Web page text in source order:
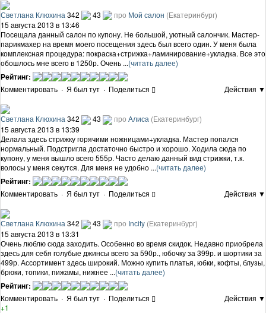
Светлана Клюхина 342 43 про Мой салон (Екатеринбург)
15 августа 2013 в 13:46
Посещала данный салон по купону. Не большой, уютный салончик. Мастер-
парикмахер на время моего посещения здесь был всего один. У меня была
комплексная процедура: покраска+стрижка+ламинирование+укладка. Все это
обошлось мне всего в 1250р. Очень ...(читать далее)
Рейтинг:
Комментировать · Я был тут · Поделиться Действия ▼
Светлана Клюхина 342 43 про Алиса (Екатеринбург)
15 августа 2013 в 13:39
Делала здесь стрижку горячими ножницами+укладка. Мастер попался
нормальный. Подстригла достаточно быстро и хорошо. Ходила сюда по
купону, у меня вышло всего 555р. Часто делаю данный вид стрижки, т.к.
волосы у меня секутся. Для меня не удобно ...(читать далее)
Рейтинг:
Комментировать · Я был тут · Поделиться Действия ▼
Светлана Клюхина 342 43 про Inсity (Екатеринбург)
15 августа 2013 в 13:31
Очень люблю сюда заходить. Особенно во время скидок. Недавно приобрела
здесь для себя голубые джинсы всего за 590р., юбочку за 399р. и шортики за
499р. Ассортимент здесь широкий. Можно купить платья, юбки, кофты, блузы,
брюки, топики, пижамы, нижнее ...(читать далее)
Рейтинг:
Комментировать · Я был тут · Поделиться
Действия ▼
+1